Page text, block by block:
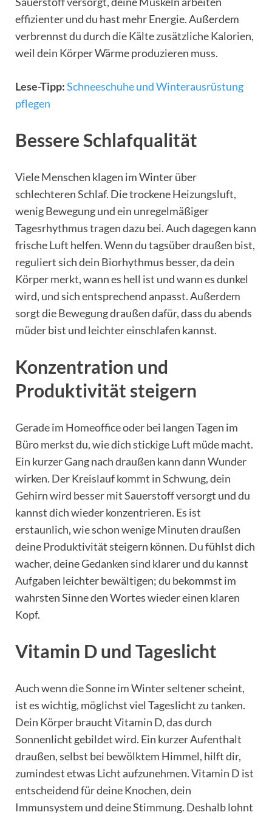
effizienter und du hast mehr Energie. Außerdem
verbrennst du durch die Kälte zusätzliche Kalorien,
weil dein Körper Wärme produzieren muss.
Lese-Tipp:Schneeschuhe und Winterausrüstung
pflegen
Bessere Schlafqualität
Viele Menschen klagen im Winter über
schlechteren Schlaf. Die trockene Heizungsluft,
wenig Bewegung und ein unregelmäßiger
Tagesrhythmus tragen dazu bei. Auch dagegen kann
frische Luft helfen. Wenn du tagsüber draußen bist,
reguliert sich dein Biorhythmus besser, da dein
Körper merkt, wann es hell ist und wann es dunkel
wird, und sich entsprechend anpasst. Außerdem
sorgt die Bewegung draußen dafür, dass du abends
müder bist und leichter einschlafen kannst.
Konzentration und
Produktivität steigern
Gerade im Homeoffice oder bei langen Tagen im
Büro merkst du, wie dich stickige Luft müde macht.
Ein kurzer Gang nach draußen kann dann Wunder
wirken. Der Kreislauf kommt in Schwung, dein
Gehirn wird besser mit Sauerstoff versorgt und du
kannst dich wieder konzentrieren. Es ist
erstaunlich, wie schon wenige Minuten draußen
deine Produktivität steigern können. Du fühlst dich
wacher, deine Gedanken sind klarer und du kannst
Aufgaben leichter bewältigen; du bekommst im
wahrsten Sinne den Wortes wieder einen klaren
Kopf.
Vitamin D und Tageslicht
Auch wenn die Sonne im Winter seltener scheint,
ist es wichtig, möglichst viel Tageslicht zu tanken.
Dein Körper braucht Vitamin D, das durch
Sonnenlicht gebildet wird. Ein kurzer Aufenthalt
draußen, selbst bei bewölktem Himmel, hilft dir,
zumindest etwas Licht aufzunehmen. Vitamin D ist
entscheidend für deine Knochen, dein
Immunsystem und deine Stimmung. Deshalb lohnt